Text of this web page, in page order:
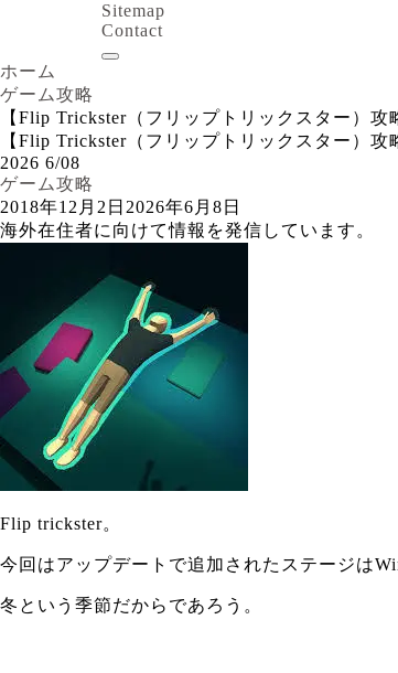
Sitemap
Contact
ホーム
ゲーム攻略
【Flip Trickster（フリップトリックスター）
【Flip Trickster（フリップトリックスター）
2026 6/08
ゲーム攻略
2018年12月2日 2026年6月8日
海外在住者に向けて情報を発信しています。
Flip trickster。
今回はアップデートで追加されたステージは
冬という季節だからであろう。